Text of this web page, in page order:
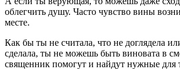
облегчить душу. Часто чувство вины
месте.
Как бы ты не считала, что не доглядела
сделала, ты не можешь быть виновата в
священник помогут и найдут нужные для